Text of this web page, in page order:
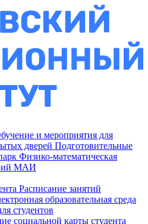
и мероприятия для
дверей Подготовительные
Физико-математическая
МАИ
Расписание занятий
образовательная среда
студентов
социальной карты студента